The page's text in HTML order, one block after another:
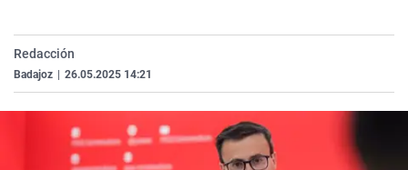
Redacción
Badajoz 26.05.2025 14:21